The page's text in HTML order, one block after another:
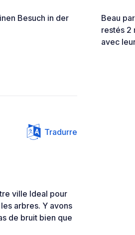
Besuch in der
Beau
restés 2
avec
Tradurre
ville Ideal pour
arbres. Y avons
de bruit bien que